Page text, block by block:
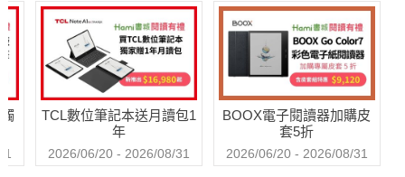
共同主持人，也是說故事的大師。在他筆下，錢跟貨幣不再是冷
冰冰的概念，透過描述歷史上影響深遠的關鍵人物和他們的動
機，搭配鮮明的細節呈現，描繪出不同時代貨幣體系的誕生歷
程，巧妙地講述了貨幣與經濟體系興衰起伏的引人故事。
十七世紀的歐洲，金匠們意外地成為銀行家，賭徒數學家成為機
金錢演變至今所曾經歷的一小段旅程。在此之前，古希臘硬幣興
TCL數位筆記本送月讀包1
年
2026/06/20 - 2026/08/31
BOOX電子閱讀器加購皮
套5折
2026/06/20 - 2026/08/31